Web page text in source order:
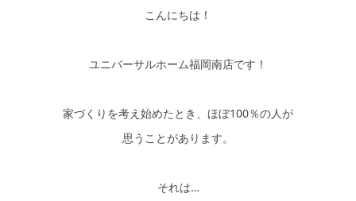
テクノロジー
建築実例
こんにちは！
ユニバーサルホーム福岡南店です！
家づくりを考え始めたとき、ほぼ100％の人が
思うことがあります。
それは…